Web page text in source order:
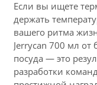
Если вы ищете
держать
вашего ритма
Jerrycan 700 мл от
посуда — это
разработки